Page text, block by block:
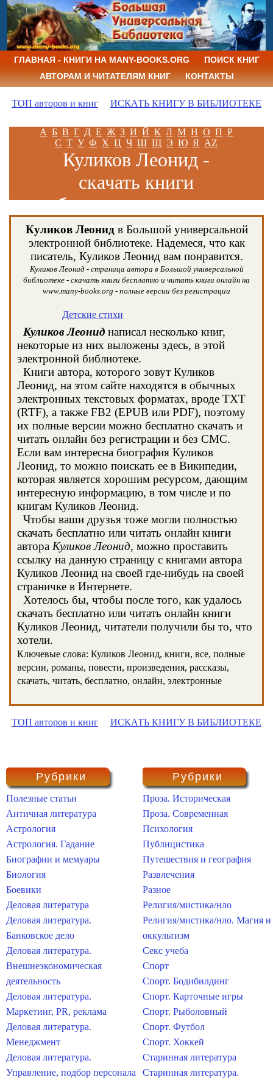
ГЛАВНАЯ - КНИГИ НА MANY-BOOKS.ORG
ПОИСК КНИГ
АВТОРАМ И ЧИТАТЕЛЯМ КНИГ
КОНТАКТЫ
ТОП авторов и книг ИСКАТЬ КНИГУ В БИБЛИОТЕКЕ
А Б В Г Д Е Ж З И Й К Л М Н О П Р
С Т У Ф Х Ц Ч Ш Щ Э Ю Я AZ
Куликов Леонид -
скачать книги
бесплатно и читать
книги онлайн
Куликов Леонидв Большой универсальной
электронной библиотеке. Надемеся, что как
писатель, Куликов Леонид вам понравится.
Куликов Леонид - страница автора в Большой универсальной
библиотеке - скачать книги бесплатно и читать книги онлайн на
www.many-books.org - полные версии без регистрации
Детские стихи
Куликов Леонид написал несколько книг,
некоторые из них выложены здесь, в этой
электронной библиотеке.
Книги автора, которого зовут Куликов
Леонид, на этом сайте находятся в обычных
электронных текстовых форматах, вроде TXT
(RTF), а также FB2 (EPUB или PDF), поэтому
их полные версии можно бесплатно скачать и
читать онлайн без регистрации и без СМС.
Если вам интересна биография Куликов
Леонид, то можно поискать ее в Википедии,
которая является хорошим ресурсом, дающим
интересную информацию, в том числе и по
книгам Куликов Леонид.
Чтобы ваши друзья тоже могли полностью
скачать бесплатно или читать онлайн книги
автора Куликов Леонид, можно проставить
ссылку на данную страницу с книгами автора
Куликов Леонид на своей где-нибудь на своей
страничке в Интернете.
Хотелось бы, чтобы после того, как удалось
скачать бесплатно или читать онлайн книги
Куликов Леонид, читатели получили бы то, что
хотели.
Ключевые слова: Куликов Леонид, книги, все, полные
версии, романы, повести, произведения, рассказы,
скачать, читать, бесплатно, онлайн, электронные
ТОП авторов и книг ИСКАТЬ КНИГУ В БИБЛИОТЕКЕ
Рубрики
Полезные статьи
Античная литература
Астрология
Астрология. Гадание
Биографии и мемуары
Биология
Боевики
Деловая литература
Деловая литература.
Банковское дело
Деловая литература.
Внешнеэкономическая
деятельность
Деловая литература.
Маркетинг, PR, реклама
Деловая литература.
Менеджмент
Деловая литература.
Управление, подбор персонала
Рубрики
Проза. Историческая
Проза. Современная
Психология
Публицистика
Путешествия и география
Развлечения
Разное
Религия/мистика/нло
Религия/мистика/нло. Магия и
оккультизм
Секс учеба
Спорт
Спорт. Бодибилдинг
Спорт. Карточные игры
Спорт. Рыболовный
Спорт. Футбол
Спорт. Хоккей
Старинная литература
Старинная литература.